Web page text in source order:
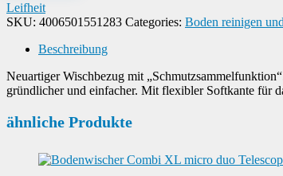
Leifheit
SKU: 4006501551283 Categories: Boden reinigen
Beschreibung
Neuartiger Wischbezug mit
gründlicher und einfacher. Mit flexibler Softkante für
ähnliche Produkte